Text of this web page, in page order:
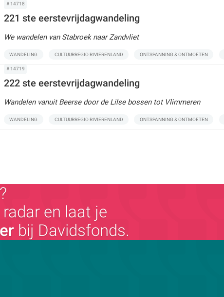
# 14718
221 ste eerstevrijdagwandeling
We wandelen van Stabroek naar Zandvliet
WANDELING CULTUURREGIO RIVIERENLAND ONTSPANNING & ONTMOETEN
# 14719
222 ste eerstevrijdagwandeling
Wandelen vanuit Beerse door de Lilse bossen tot Vlimmeren
WANDELING CULTUURREGIO RIVIERENLAND ONTSPANNING & ONTMOETEN
en laat je
bij Davidsfonds.